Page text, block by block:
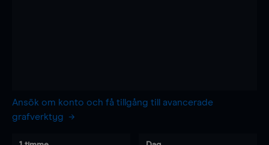
Ansök om konto och få tillgång till avancerade
grafverktyg